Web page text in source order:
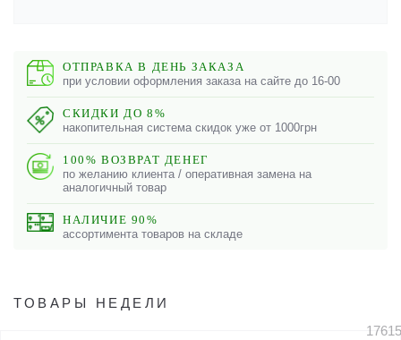
ОТПРАВКА В ДЕНЬ ЗАКАЗА
при условии оформления заказа на сайте до 16-00
СКИДКИ ДО 8%
накопительная система скидок уже от 1000грн
100% ВОЗВРАТ ДЕНЕГ
по желанию клиента / оперативная замена на
аналогичный товар
НАЛИЧИЕ 90%
ассортимента товаров на складе
ТОВАРЫ НЕДЕЛИ